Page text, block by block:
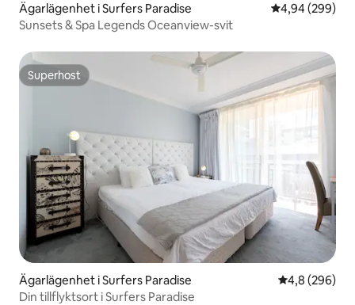
Ägarlägenhet i Surfers Paradise 4,94 av 5 i
4,94 (299)
Sunsets & Spa Legends Oceanview-svit
Superhost
Superhost
Ägarlägenhet i Surfers Paradise 4,8 av 5 i
4,8 (296)
Din tillflyktsort i Surfers Paradise